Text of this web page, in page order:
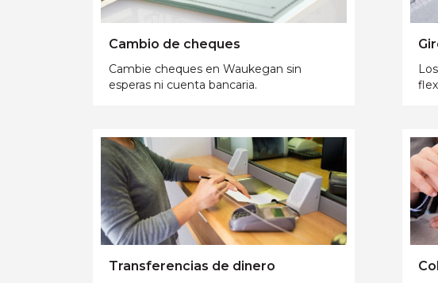
Cambio de cheques
Cambie cheques en Waukegan sin
esperas ni cuenta bancaria.
Transferencias de dinero